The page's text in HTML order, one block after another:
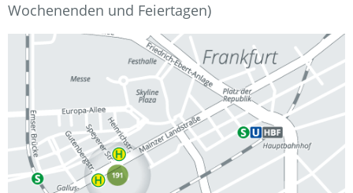
Wochenenden und Feiertagen)